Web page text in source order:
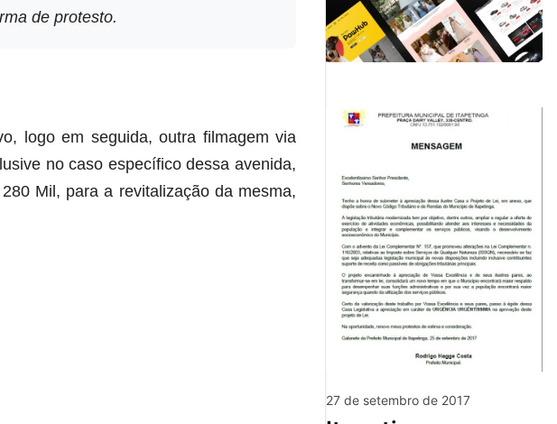
de protesto.
logo em seguida, outra filmagem via
no caso específico dessa avenida,
Mil, para a revitalização da mesma,
27 de setembro de 2017